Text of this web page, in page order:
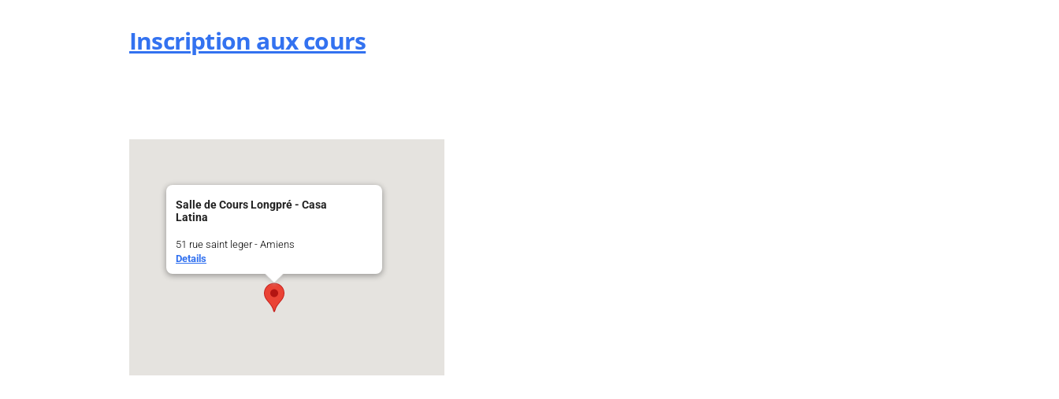
Inscription aux cours
Salle de Cours Longpré - Casa
Latina
51 rue saint leger - Amiens
Details